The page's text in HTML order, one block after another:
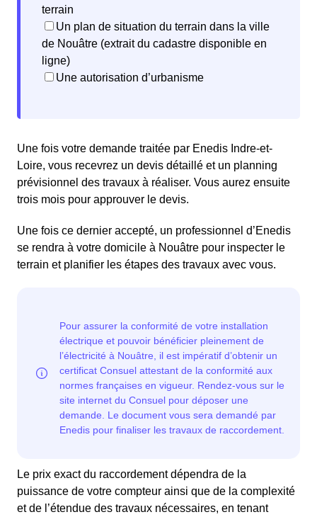
terrain
Un plan de situation du terrain dans la ville
de Nouâtre (extrait du cadastre disponible en
ligne)
Une autorisation d’urbanisme
Une fois votre demande traitée par Enedis Indre-et-
Loire, vous recevrez un devis détaillé et un planning
prévisionnel des travaux à réaliser. Vous aurez ensuite
trois mois pour approuver le devis.
Une fois ce dernier accepté, un professionnel d’Enedis
se rendra à votre domicile à Nouâtre pour inspecter le
terrain et planifier les étapes des travaux avec vous.
Le prix exact du raccordement dépendra de la
puissance de votre compteur ainsi que de la complexité
et de l’étendue des travaux nécessaires, en tenant